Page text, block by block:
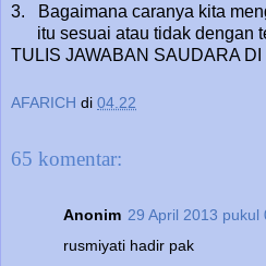
3.
Bagaimana caranya kita
itu sesuai atau tidak dengan
TULIS JAWABAN SAUDARA
AFARICH di 04.22
65 komentar:
Anonim 29 April 2013 pukul
rusmiyati hadir pak